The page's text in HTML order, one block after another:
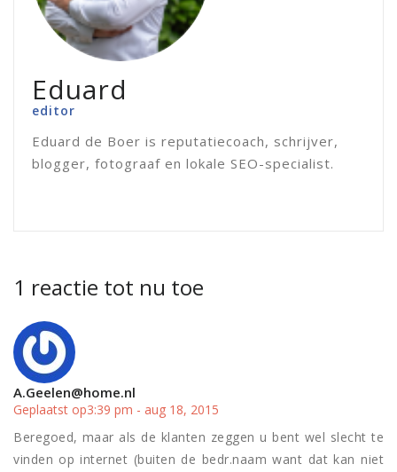
Eduard
editor
Eduard de Boer is reputatiecoach, schrijver,
blogger, fotograaf en lokale SEO-specialist.
1 reactie tot nu toe
A.Geelen@home.nl
Geplaatst op3:39 pm - aug 18, 2015
Beregoed, maar als de klanten zeggen u bent wel slecht te
vinden op internet (buiten de bedr.naam want dat kan niet